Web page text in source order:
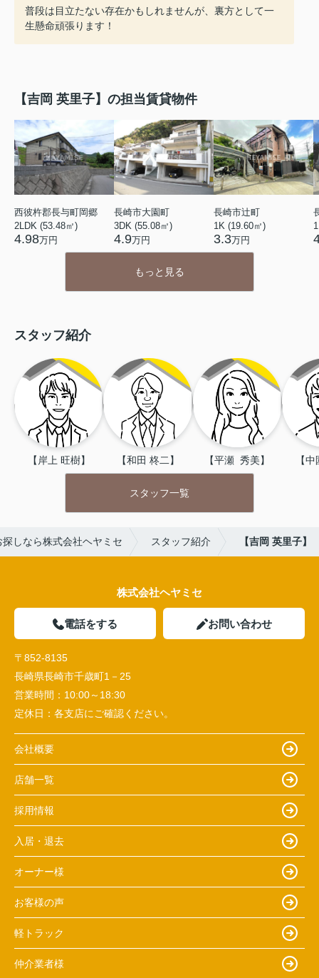
普段は目立たない存在かもしれませんが、裏方として一
生懸命頑張ります！
【吉岡 英里子】の担当賃貸物件
西彼杵郡長与町岡郷
2LDK (53.48㎡)
4.98万円
長崎市大園町
3DK (55.08㎡)
4.9万円
長崎市辻町
1K (19.60㎡)
3.3万円
もっと見る
スタッフ紹介
【岸上 旺樹】 【和田 柊二】 【平瀬  秀美】 【
スタッフ一覧
しなら株式会社ヘヤミセ スタッフ紹介 【吉岡 英里子】
株式会社ヘヤミセ
電話をする お問い合わせ
〒852-8135
長崎県長崎市千歳町1－25
営業時間： 10:00～18:30
定休日： 各支店にご確認ください。
会社概要
店舗一覧
採用情報
入居・退去
オーナー様
お客様の声
軽トラック
仲介業者様